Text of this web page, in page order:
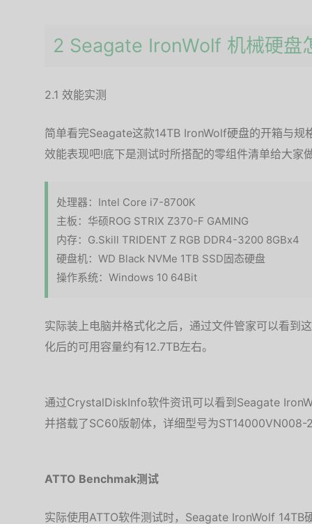
2 Seagate IronWolf 机械硬盘
2.1 效能实测
简单看完Seagate这款14TB IronWolf硬盘的开箱与规
效能表现吧!底下是测试时所搭配的零组件清单给大家
处理器：Intel Core i7-8700K
主板：华硕ROG STRIX Z370-F GAMING
内存：G.Skill TRIDENT Z RGB DDR4-3200 8GBx4
硬盘机：WD Black NVMe 1TB SSD固态硬盘
操作系统：Windows 10 64Bit
实际装上电脑并格式化之后，通过文件管家可以看到
化后的可用容量约有12.7TB左右。
通过CrystalDiskInfo软件资讯可以看到Seagate
并搭载了SC60版韌体，详细型号为ST14000VN008-
ATTO Benchmak测试
实际使用ATTO软件测试时，Seagate IronWolf 14TB